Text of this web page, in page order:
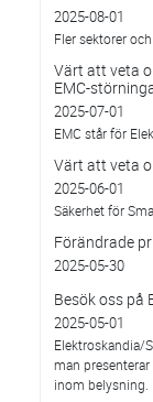
2025-08-01
Fler sektorer
Värt att veta
EMC-
2025-07-01
EMC står för
Värt att veta
2025-06-01
Säkerhet för
Förändrade
2025-05-30
Besök oss på
2025-05-01
Elektroskandia/
man
inom belysning.